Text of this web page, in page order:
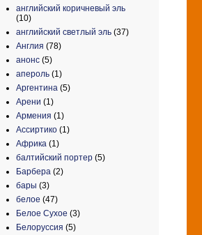
английский коричневый эль
(10)
английский светлый эль (37)
Англия (78)
анонс (5)
апероль (1)
Аргентина (5)
Арени (1)
Армения (1)
Ассиртико (1)
Африка (1)
балтийский портер (5)
Барбера (2)
бары (3)
белое (47)
Белое Сухое (3)
Белоруссия (5)